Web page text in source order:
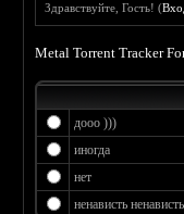
Здравствуйте, Гость! (
Metal Torrent Tracker
дооо )))
иногда
нет
ненависть